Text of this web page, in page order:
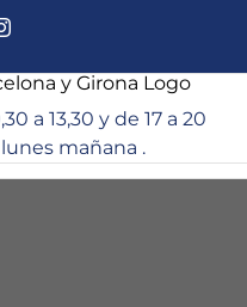
Instagram
a 13,30 y de 17 a 20
mañana .